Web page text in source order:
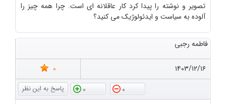
تصویر و نوشته را پیدا کرد کار عاقلانه ای است. چرا همه چیز را
آلوده به سیاست و ایدئولوژیک می کنید؟
فاطمه رجبی
۱۴۰۳/۱۲/۱۶
0
0
0